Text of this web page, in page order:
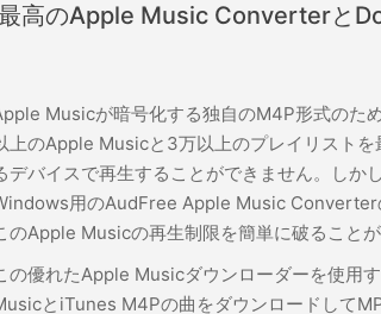
高のApple Music Converterと
Musicが暗号化する独自のM4P形式のた
上のApple Musicと3万以上のプレイリストを
デバイスで再生することができません。しか
用のAudFree Apple Music Converter
のApple Musicの再生制限を簡単に破ることが
の優れたApple Musicダウンローダーを使用
とiTunes M4Pの曲をダウンロードして